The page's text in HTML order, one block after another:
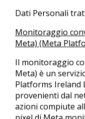
Dati Personali
Monitoraggio
Meta) (Meta
Il monitoraggio
Meta) è un
Platforms Ireland
provenienti dal
azioni compiute